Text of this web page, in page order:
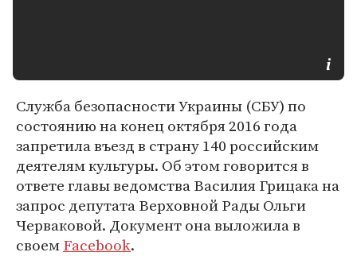
Служба безопасности Украины (СБУ) по
состоянию на конец октября 2016 года
запретила въезд в страну 140 российским
деятелям культуры. Об этом говорится в
ответе главы ведомства Василия Грицака на
запрос депутата Верховной Рады Ольги
Черваковой. Документ она выложила в
своемFacebook.